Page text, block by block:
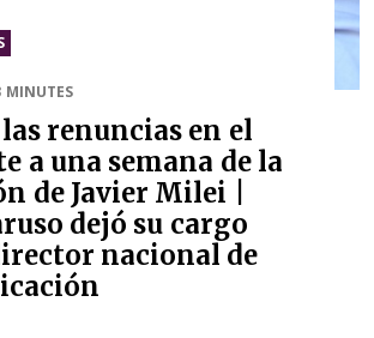
MINUTES
renuncias en el
a una semana de la
de Javier Milei |
dejó su cargo
nacional de